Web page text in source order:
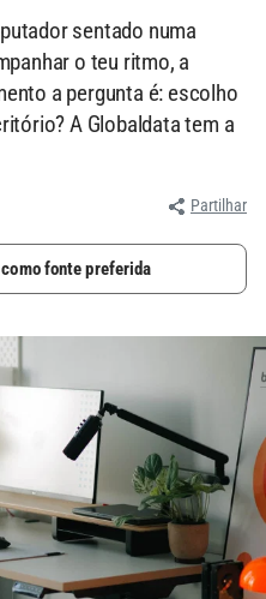
sentado numa
o teu ritmo, a
a pergunta é: escolho
A Globaldata tem a
Partilhar
fonte preferida